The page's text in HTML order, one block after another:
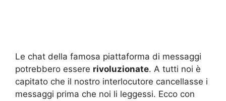
Le chat della famosa piattaforma di messaggi
potrebbero essere rivoluzionate. A tutti noi è
capitato che il nostro interlocutore cancellasse i
messaggi prima che noi li leggessi. Ecco con